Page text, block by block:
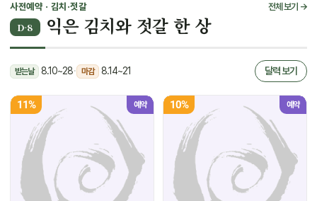
사전예약 · 김치·젓갈 전체 보기 →
D-8 익은 김치와 젓갈 한 상
받는날 8.10~28· 마감 8.14~21 달력 보기
11% 예약 10% 예약